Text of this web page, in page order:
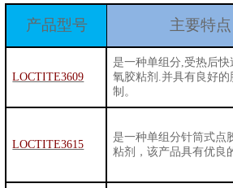
产品型号 主要特点
LOCTITE3609
是一种单组分 ,受热后快
氧胶粘剂 并具有良好
制。
LOCTITE3615
是一种单组分针筒式点
粘剂 ，该产品具有优良